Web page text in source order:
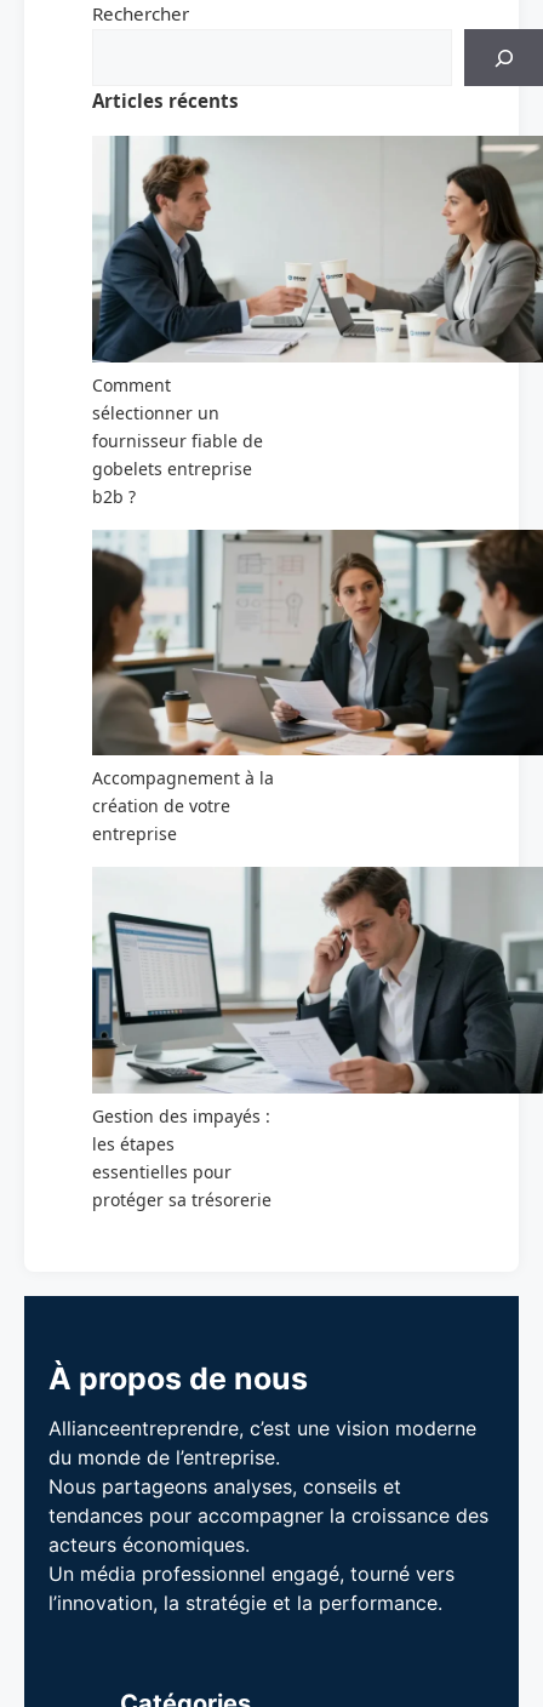
Rechercher
Articles récents
Comment
sélectionner un
fournisseur fiable de
gobelets entreprise
b2b ?
Accompagnement à la
création de votre
entreprise
Gestion des impayés :
les étapes
essentielles pour
protéger sa trésorerie
À propos de nous
Allianceentreprendre, c’est une vision moderne
du monde de l’entreprise.
Nous partageons analyses, conseils et
tendances pour accompagner la croissance des
acteurs économiques.
Un média professionnel engagé, tourné vers
l’innovation, la stratégie et la performance.